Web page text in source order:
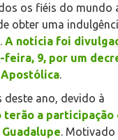
os fiéis do mundo
obter uma
A notícia foi
9, por um
.
deste ano, devido à
terão a participação
. Motivado